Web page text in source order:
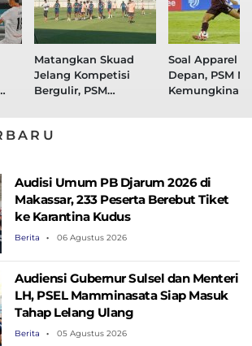
Matangkan Skuad
Jelang Kompetisi
Bergulir, PSM
Yogyakarta
Soal Apparel
Depan, PSM
Kemungkinan
Audisi Umum PB Djarum 2026 di
Makassar, 233 Peserta Berebut Tiket
ke Karantina Kudus
Berita 06 Agustus 2026
Audiensi Gubernur Sulsel dan Menteri
LH, PSEL Mamminasata Siap Masuk
Tahap Lelang Ulang
Berita 05 Agustus 2026